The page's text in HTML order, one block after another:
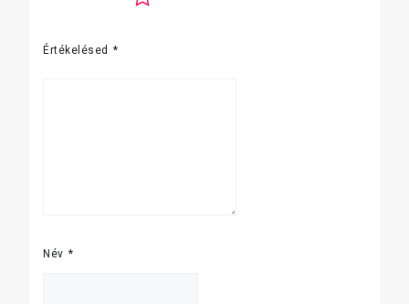
Értékelésed *
Név *